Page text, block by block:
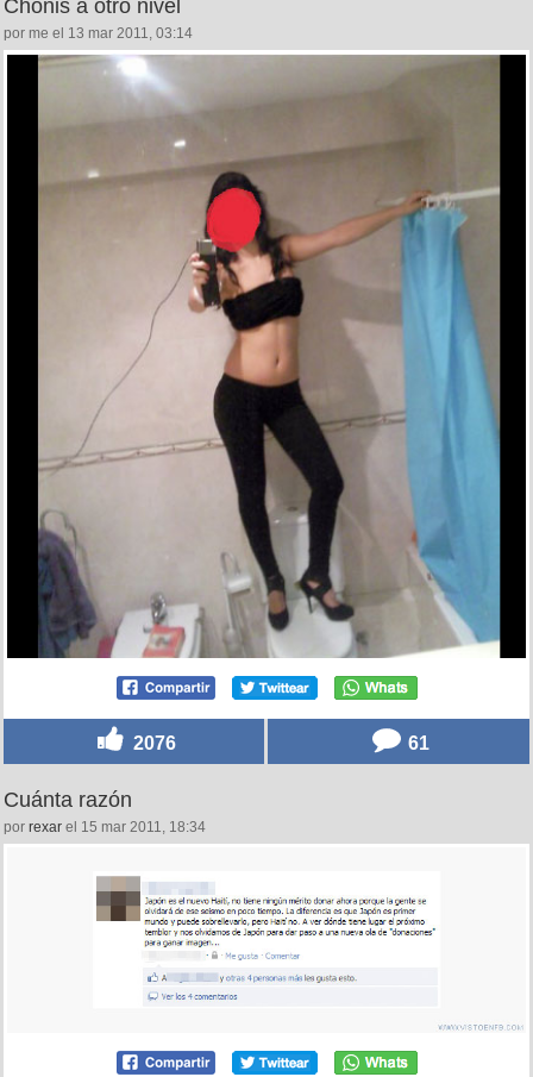
Chonis a otro nivel
por me el 13 mar 2011, 03:14
2076 61
Cuánta razón
por rexar el 15 mar 2011, 18:34